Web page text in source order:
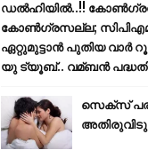
ഡൽഹിയിൽ..!!
കോണ്‍ഗ്രസല്ല;
ഏറ്റുമുട്ടാന്‍ പുതിയ വാര്‍
യു ട്യൂബ്.. വമ്ബന്‍
സെക്സ്